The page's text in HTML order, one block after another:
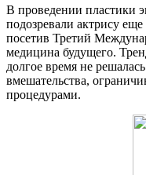
В проведении пластики
подозревали актрису еще
посетив Третий
медицина будущего.
долгое время не
вмешательства,
процедурами.